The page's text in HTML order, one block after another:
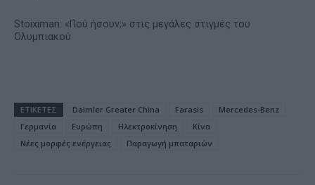
Stoiximan: «Πού ήσουν;» στις μεγάλες στιγμές του
Ολυμπιακού
ΕΤΙΚΕΤΕΣ Daimler Greater China Farasis
Mercedes-Benz
Γερμανία
Ευρώπη Ηλεκτροκίνηση
Κίνα
Νέες μορφές ενέργειας
Παραγωγή μπαταριών